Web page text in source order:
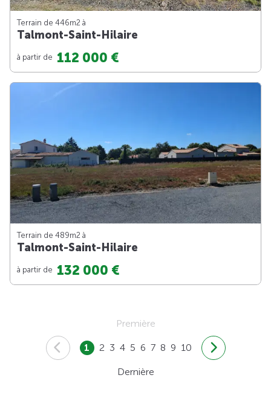
Terrain de 446m2 à
Talmont-Saint-Hilaire
à partir de 112 000 €
Terrain de 489m2 à
Talmont-Saint-Hilaire
à partir de 132 000 €
Première
1 2 3 4 5 6 7 8 9 10
Dernière